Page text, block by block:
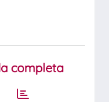
completa